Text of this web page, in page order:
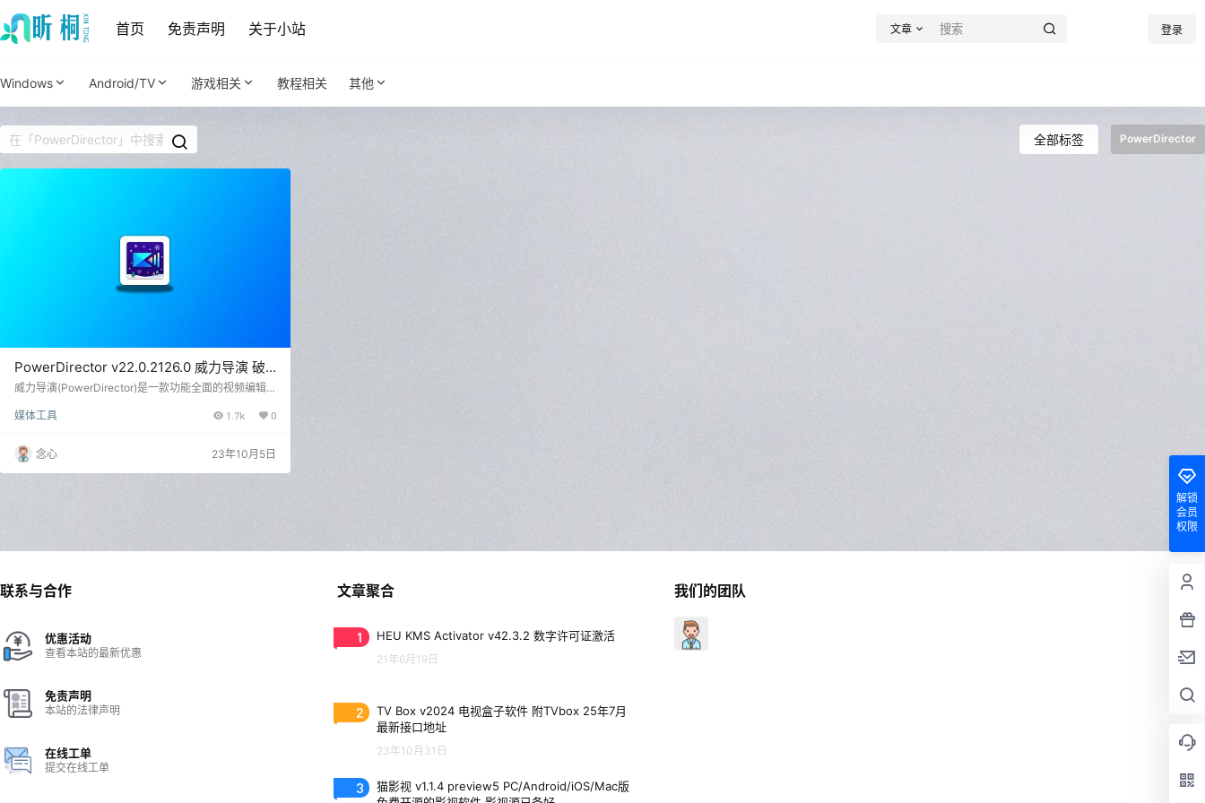
首页 免责声明 关于小站 文章 登录
Windows Android/TV 游戏相关 教程相关 其他
全部标签 PowerDirector
PowerDirector v22.0.2126.0 威力导演 破
解旗舰版
威力导演(PowerDirector)是一款功能全面的视频编辑
高速不失真影片输出技术SVRT，能够快速编辑和处理
mate)支持XAVC-S和H.265/HEVC音视频编码，提供了
视频创作功能，让您进行深度视频编辑。 新版变化 产
品版本和最新信息 - 讯连科技支持中心http…
媒体工具 1.7k 0
念心 23年10月5日
解锁
会员
权限
联系与合作
优惠活动
查看本站的最新优惠
免责声明
本站的法律声明
在线工单
提交在线工单
文章聚合
1 HEU KMS Activator v42.3.2 数字许可证激活
21年6月19日
2
TV Box v2024 电视盒子软件 附TVbox 25年7月
最新接口地址
23年10月31日
3
猫影视 v1.1.4 preview5 PC/Android/iOS/Mac版
我们的团队